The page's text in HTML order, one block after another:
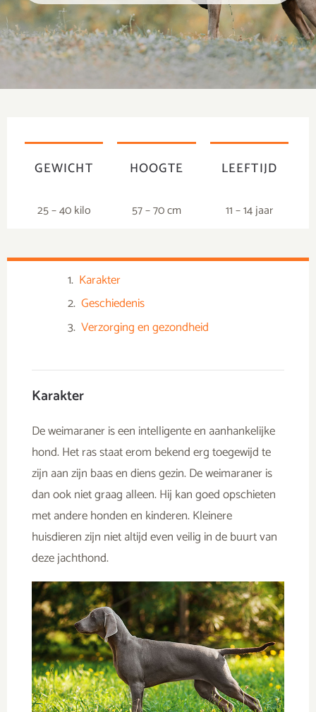
GEWICHT
25 – 40 kilo
HOOGTE
57 – 70 cm
LEEFTIJD
11 – 14 jaar
Karakter
Geschiedenis
Verzorging en gezondheid
Karakter
De weimaraner is een intelligente en aanhankelijke
hond. Het ras staat erom bekend erg toegewijd te
zijn aan zijn baas en diens gezin. De weimaraner is
dan ook niet graag alleen. Hij kan goed opschieten
met andere honden en kinderen. Kleinere
huisdieren zijn niet altijd even veilig in de buurt van
deze jachthond.